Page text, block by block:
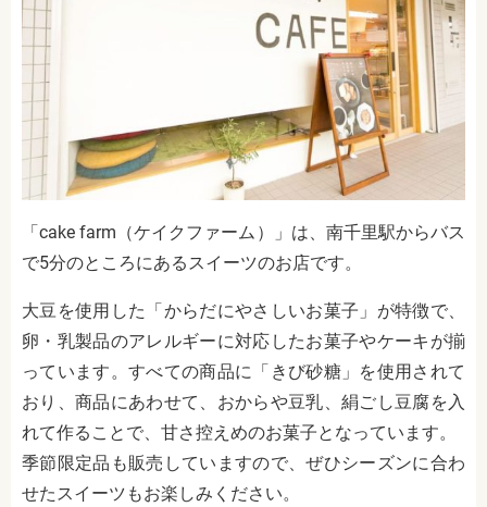
「cake farm（ケイクファーム）」は、南千里駅からバス
で5分のところにあるスイーツのお店です。
大豆を使用した「からだにやさしいお菓子」が特徴で、
卵・乳製品のアレルギーに対応したお菓子やケーキが揃
っています。すべての商品に「きび砂糖」を使用されて
おり、商品にあわせて、おからや豆乳、絹ごし豆腐を入
れて作ることで、甘さ控えめのお菓子となっています。
季節限定品も販売していますので、ぜひシーズンに合わ
せたスイーツもお楽しみください。